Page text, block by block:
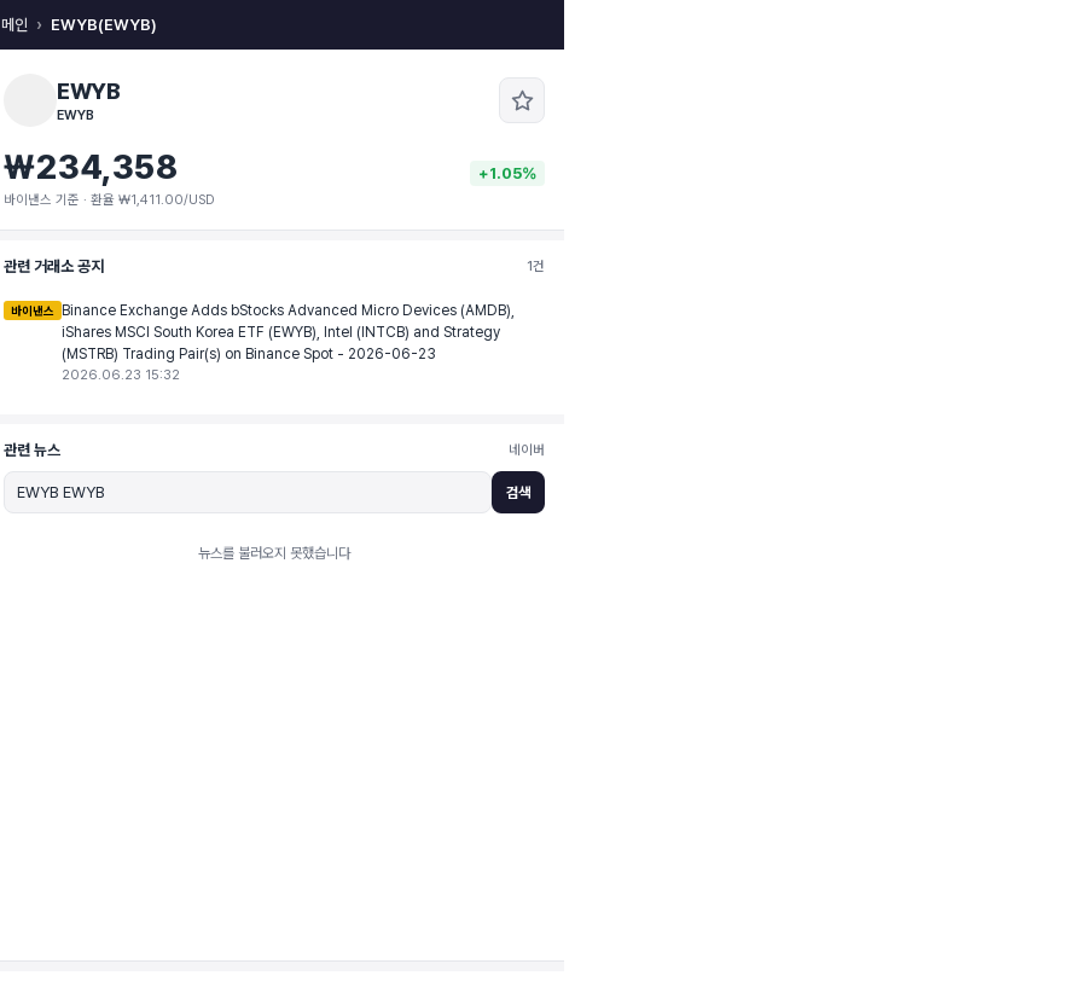
메인 EWYB(EWYB)
EWYB
EWYB
₩234,358 +1.05%
바이낸스 기준 · 환율 ₩1,411.00/USD
관련 거래소 공지 1건
바이낸스
Binance Exchange Adds bStocks Advanced Micro Devices (AMDB),
iShares MSCI South Korea ETF (EWYB), Intel (INTCB) and Strategy
(MSTRB) Trading Pair(s) on Binance Spot - 2026-06-23
2026.06.23 15:32
관련 뉴스 네이버
검색
뉴스를 불러오지 못했습니다